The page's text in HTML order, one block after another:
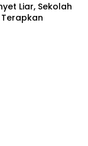
Liar, Sekolah